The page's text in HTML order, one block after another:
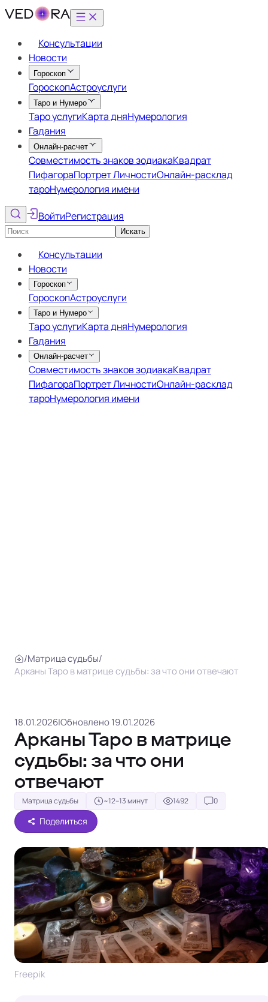
/Матрица судьбы/
Арканы Таро в матрице судьбы: за что они отвечают
18.01.2026|Обновлено 19.01.2026
Арканы Таро в матрице
судьбы: за что они
отвечают
Матрица судьбы ~12–13 минут 1492 0
Поделиться
Freepik